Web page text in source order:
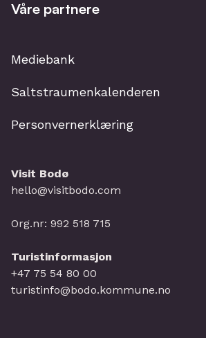
Våre partnere
Mediebank
Saltstraumenkalenderen
Personvernerklæring
Visit Bodø
hello@visitbodo.com
Org.nr: 992 518 715
Turistinformasjon
+47 75 54 80 00
turistinfo@bodo.kommune.no